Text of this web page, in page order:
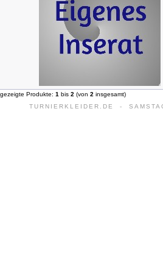
Produkte: 1 bis 2 (von 2 insgesamt)
TURNIERKLEIDER.DE -